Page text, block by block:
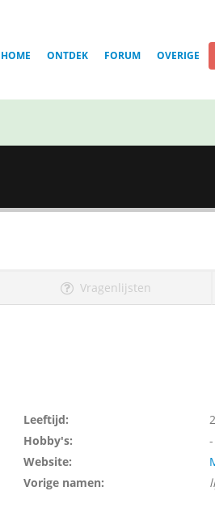
HOME ONTDEK FORUM OVERIGE
Vragenlijsten
Leeftijd:
Hobby's:
-
Website:
Vorige namen: